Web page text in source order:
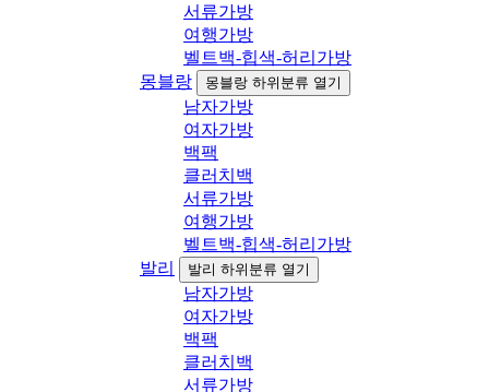
서류가방
여행가방
벨트백-힙색-허리가방
몽블랑
몽블랑 하위분류 열기
남자가방
여자가방
백팩
클러치백
서류가방
여행가방
벨트백-힙색-허리가방
발리
발리 하위분류 열기
남자가방
여자가방
백팩
클러치백
서류가방